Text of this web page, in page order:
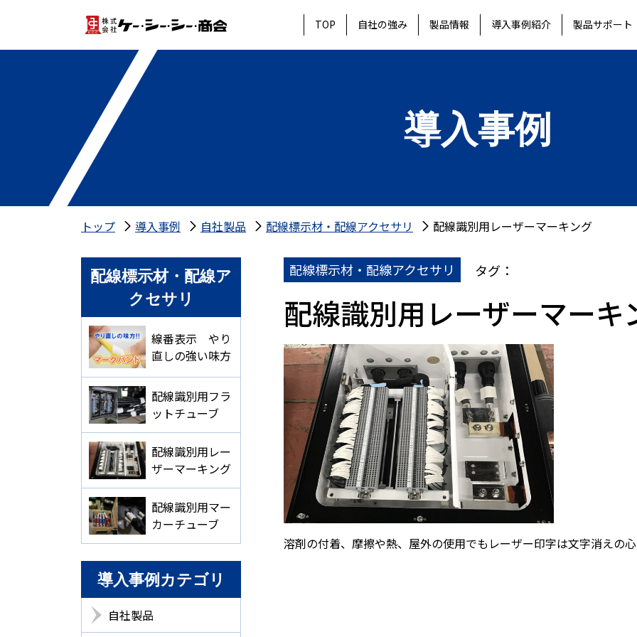
TOP 自社の強み 製品情報 導入事例紹介 製品サポート
導入事例
トップ 導入事例 自社製品 配線標示材・配線アクセサリ 配線識別用レーザーマーキング
配線標示材・配線アクセサリ タグ：
配線識別用レーザーマーキ
溶剤の付着、摩擦や熱、屋外の使用でもレーザー印字は文字消えの心
配線標示材・配線ア
クセサリ
線番表示 やり
直しの強い味方
配線識別用フラ
ットチューブ
配線識別用レー
ザーマーキング
配線識別用マー
カーチューブ
導入事例カテゴリ
自社製品